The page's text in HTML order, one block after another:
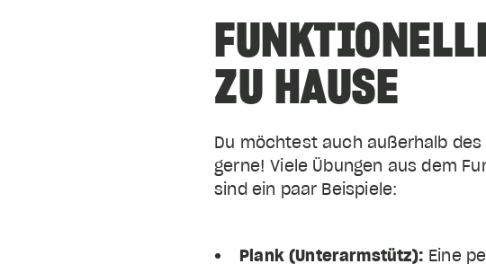
ZU HAUSE
Du möchtest auch außerhalb
gerne! Viele Übungen aus dem
sind ein paar Beispiele:
Plank (Unterarmstütz): Eine